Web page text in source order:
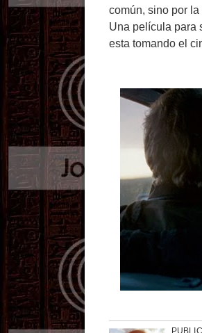
común, sino por
Una película para
esta tomando el